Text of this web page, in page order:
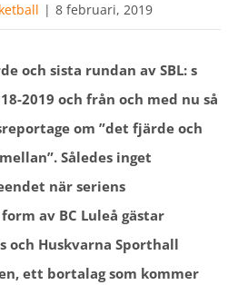
| 8 februari, 2019
och sista rundan av SBL: s
2019 och från och med nu så
om ”det fjärde och
Således inget
när seriens
av BC Luleå gästar
och Huskvarna Sporthall
ett bortalag som kommer